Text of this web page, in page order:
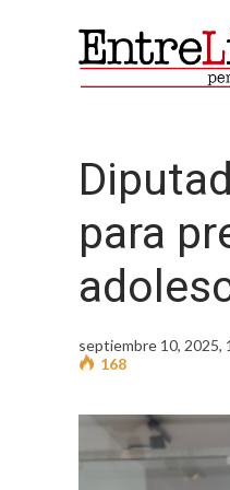
para
septiembre 10, 2025,
168